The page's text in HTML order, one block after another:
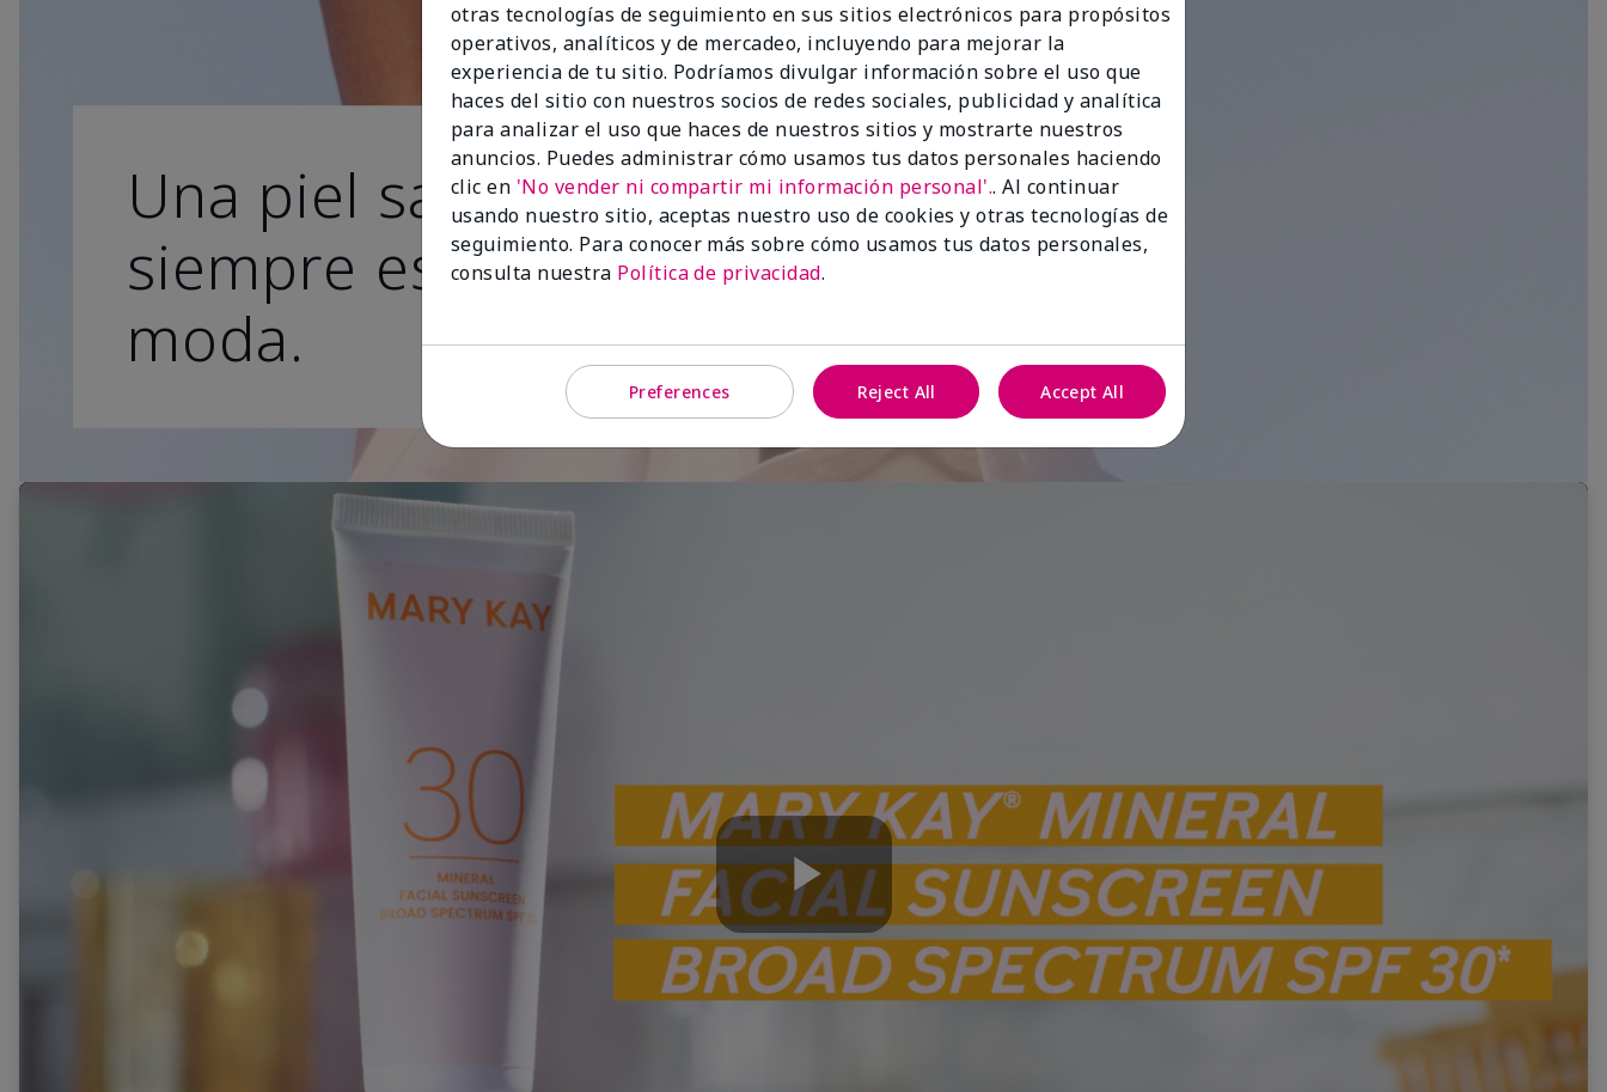
Una piel sana
siempre está de
moda.
Play
otras tecnologías de seguimiento en sus sitios electrónicos para propósitos
operativos, analíticos y de mercadeo, incluyendo para mejorar la
experiencia de tu sitio. Podríamos divulgar información sobre el uso que
haces del sitio con nuestros socios de redes sociales, publicidad y analítica
para analizar el uso que haces de nuestros sitios y mostrarte nuestros
anuncios. Puedes administrar cómo usamos tus datos personales haciendo
clic en 'No vender ni compartir mi información personal'.. Al continuar
usando nuestro sitio, aceptas nuestro uso de cookies y otras tecnologías de
seguimiento. Para conocer más sobre cómo usamos tus datos personales,
consulta nuestra Política de privacidad.
Preferences Reject All Accept All